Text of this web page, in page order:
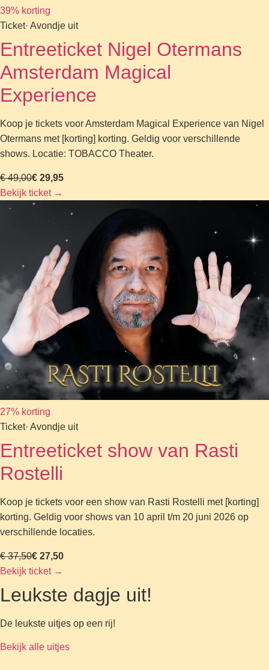
39% korting
Ticket· Avondje uit
Entreeticket Nigel Otermans
Amsterdam Magical
Experience
Koop je tickets voor Amsterdam Magical Experience van Nigel
Otermans met [korting] korting. Geldig voor verschillende
shows. Locatie: TOBACCO Theater.
€ 49,00€ 29,95
Bekijk ticket →
27% korting
Ticket· Avondje uit
Entreeticket show van Rasti
Rostelli
Koop je tickets voor een show van Rasti Rostelli met [korting]
korting. Geldig voor shows van 10 april t/m 20 juni 2026 op
verschillende locaties.
€ 37,50€ 27,50
Bekijk ticket →
Leukste dagje uit!
De leukste uitjes op een rij!
Bekijk alle uitjes